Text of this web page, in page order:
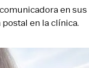
en sus
en la clínica.